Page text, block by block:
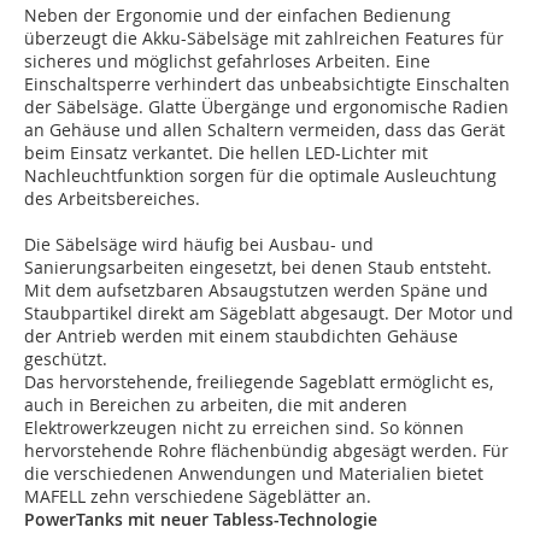
Neben der Ergonomie und der einfachen Bedienung
überzeugt die Akku-Säbelsäge mit zahlreichen Features für
sicheres und möglichst gefahrloses Arbeiten. Eine
Einschaltsperre verhindert das unbeabsichtigte Einschalten
der Säbelsäge. Glatte Übergänge und ergonomische Radien
an Gehäuse und allen Schaltern vermeiden, dass das Gerät
beim Einsatz verkantet. Die hellen LED-Lichter mit
Nachleuchtfunktion sorgen für die optimale Ausleuchtung
des Arbeitsbereiches.
Die Säbelsäge wird häufig bei Ausbau- und
Sanierungsarbeiten eingesetzt, bei denen Staub entsteht.
Mit dem aufsetzbaren Absaugstutzen werden Späne und
Staubpartikel direkt am Sägeblatt abgesaugt. Der Motor und
der Antrieb werden mit einem staubdichten Gehäuse
geschützt.
Das hervorstehende, freiliegende Sageblatt ermöglicht es,
auch in Bereichen zu arbeiten, die mit anderen
Elektrowerkzeugen nicht zu erreichen sind. So können
hervorstehende Rohre flächenbündig abgesägt werden. Für
die verschiedenen Anwendungen und Materialien bietet
MAFELL zehn verschiedene Sägeblätter an.
PowerTanks mit neuer Tabless-Technologie